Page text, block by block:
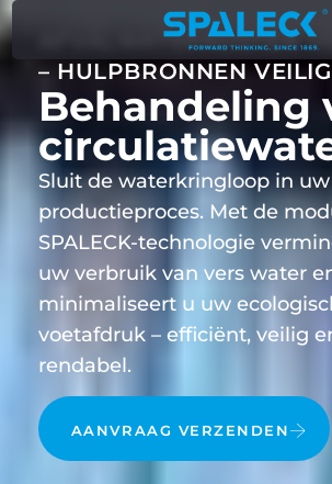
AFVALWATERKOSTEN
– HULPBRONNEN
Behandeling
Sluit de waterkringloop in uw
productieproces. Met de
SPALECK-technologie
uw verbruik van vers water
minimaliseert u uw
voetafdruk – efficiënt, veilig
rendabel.
AANVRAAG VERZENDEN